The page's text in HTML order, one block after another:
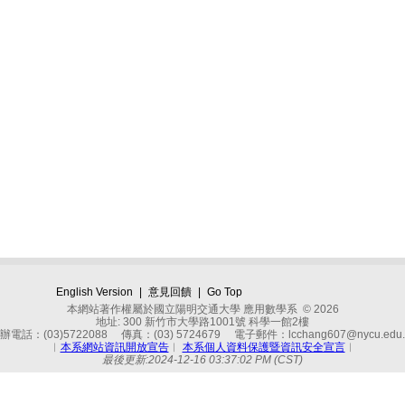
English Version 意見回饋
Go Top
本網站著作權屬於國立陽明交通大學 應用數學系 © 2026
地址: 300 新竹市大學路1001號 科學一館2樓
電話：(03)5722088 傳真：(03) 5724679 電子郵件：
︱ 本系網站資訊開放宣告︱ 本系個人資料保護暨資訊安全宣言︱
最後更新:2024-12-16 03:37:02 PM (CST)